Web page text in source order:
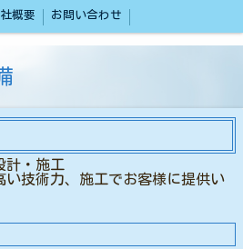
概要 お問い合わせ
計・施工
い技術力、施工でお客様に提供い